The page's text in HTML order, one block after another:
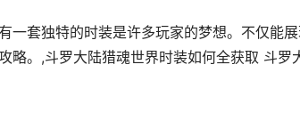
一套独特的时装是许多玩家的梦想。不仅能
略。,斗罗大陆猎魂世界时装如何全获取 斗罗